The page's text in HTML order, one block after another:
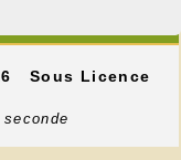
Sous Licence